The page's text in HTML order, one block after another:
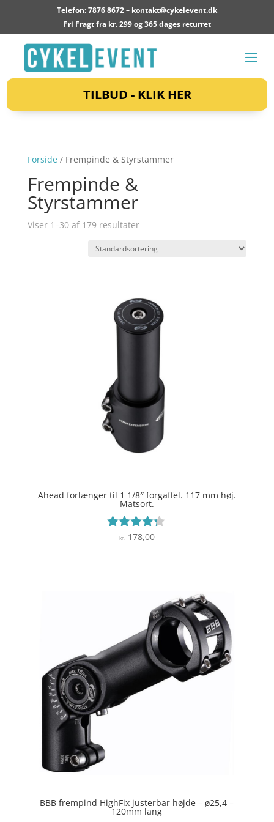
Telefon: 7876 8672 – kontakt@cykelevent.dk
Fri Fragt fra kr. 299 og 365 dages returret
TILBUD - KLIK HER
Forside/ Frempinde & Styrstammer
Frempinde &
Styrstammer
Viser 1–30 af 179 resultater
Ahead forlænger til 1 1/8″ forgaffel. 117 mm høj.
Matsort.
Vurderet
kr.178,00
BBB frempind HighFix justerbar højde – ø25,4 –
120mm lang